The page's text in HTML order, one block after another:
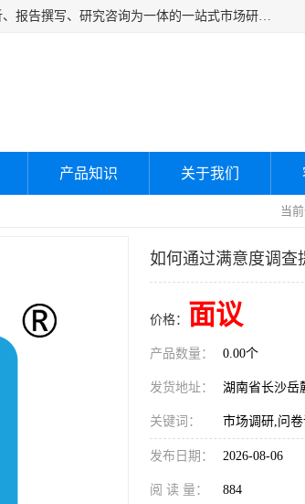
湖南群狼市场调研服务有限公司是一家集问卷设计、市场调查执行、数据统计分析、报告撰写、研究咨询为一体的一站式市场研究服务机构，主要服务：市场调研、三方评估、满意度研究、快消研究、地产物业调查、品牌研究、神秘顾客调查、行业研究、产品研究、公共事务专项调查等。
产品知识 关于我们
当前
如何通过满意度调查
价格： 面议
产品数量： 0.00个
发货地址： 湖南省长沙岳
关键词： 市场调研,问
发布日期： 2026-08-06
阅 读 量： 884